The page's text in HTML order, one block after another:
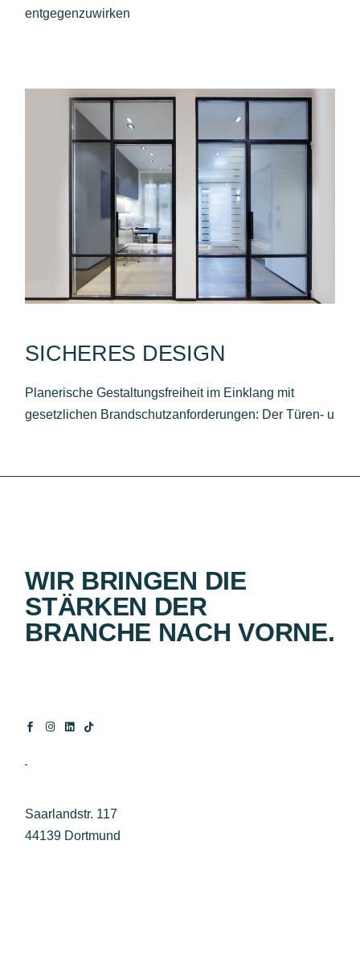
entgegenzuwirken
SICHERES DESIGN
Planerische Gestaltungsfreiheit im Einklang mit
gesetzlichen Brandschutzanforderungen: Der Türen- u
WIR BRINGEN DIE
STÄRKEN DER
BRANCHE NACH VORNE.
Saarlandstr. 117
44139 Dortmund